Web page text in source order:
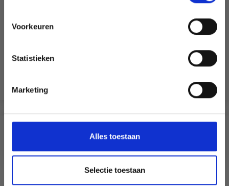
Voorkeuren
Statistieken
Marketing
Alles toestaan
Selectie toestaan
ANDEREN KOCHTEN OOK
Wil je liever nieuws ontvangen over onze
Nederlands?